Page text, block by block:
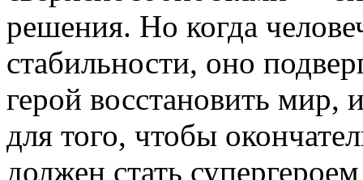
решения. Но когда
стабильности, оно
герой восстановить мир,
для того, чтобы
должен стать